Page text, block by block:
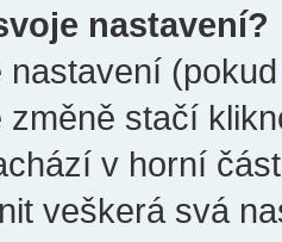
nastavení?
změně stačí
v horní
veškerá svá